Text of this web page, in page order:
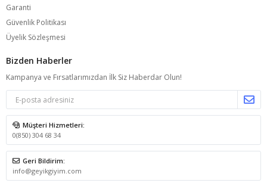
Garanti
Güvenlik Politikası
Üyelik Sözleşmesi
Bizden Haberler
Kampanya ve Fırsatlarımızdan İlk Siz Haberdar Olun!
Müşteri Hizmetleri:
0(850) 304 68 34
Geri Bildirim:
info@geyikgiyim.com